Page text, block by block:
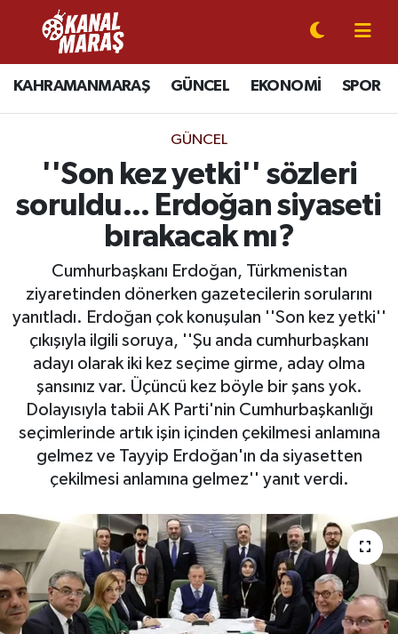
KAHRAMANMARAŞ GÜNCEL EKONOMİ SPOR
GÜNCEL
''Son kez yetki'' sözleri
soruldu... Erdoğan siyaseti
bırakacak mı?
Cumhurbaşkanı Erdoğan, Türkmenistan
ziyaretinden dönerken gazetecilerin sorularını
yanıtladı. Erdoğan çok konuşulan ''Son kez yetki''
çıkışıyla ilgili soruya, ''Şu anda cumhurbaşkanı
adayı olarak iki kez seçime girme, aday olma
şansınız var. Üçüncü kez böyle bir şans yok.
Dolayısıyla tabii AK Parti'nin Cumhurbaşkanlığı
seçimlerinde artık işin içinden çekilmesi anlamına
gelmez ve Tayyip Erdoğan'ın da siyasetten
çekilmesi anlamına gelmez'' yanıt verdi.
CANLI YAYIN
KAHRAMANMARAŞ
SPOR
SİYASET
EKONOMİ
GÜNDEM
MAGAZİN
SAĞLIK
EĞİTİM
BÖLGE
KEŞFET
POPÜLER
Kahramanmaraş Nöbetçi Eczaneler
Kahramanmaraş Hava Durumu
Kahramanmaraş Namaz Vakitleri
Kahramanmaraş Trafik Yoğunluk Haritası
Süper Lig Puan Durumu ve Fikstür
Tüm Manşetler
Son Dakika Haberleri
Haber Arşivi